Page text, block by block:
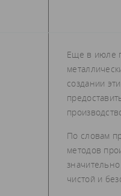
Еще в июле
создании
По словам
методов
чистой и